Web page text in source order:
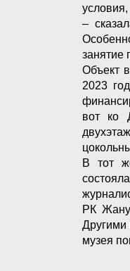
–
занятие
Объект
2023
вот ко
В тот
РК
Другими
музея